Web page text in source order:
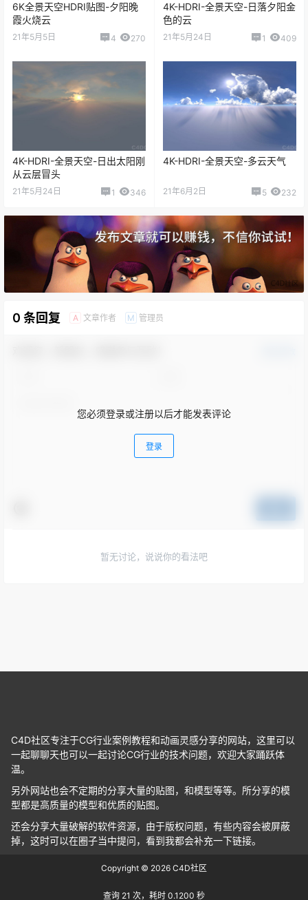
6K全景天空HDRI贴图-夕阳晚
霞火烧云
21年5月5日 4 270
4K-HDRI-全景天空-日落夕阳金
色的云
21年5月24日 1 409
4K-HDRI-全景天空-日出太阳刚
从云层冒头
21年5月24日 1 346
4K-HDRI-全景天空-多云天气
21年6月2日 5 232
0 条回复 A 文章作者 M 管理员
您必须登录或注册以后才能发表评论
登录
暂无讨论，说说你的看法吧
C4D社区专注于CG行业案例教程和动画灵感分享的网站，这里可以
一起聊聊天也可以一起讨论CG行业的技术问题，欢迎大家踊跃体
温。
另外网站也会不定期的分享大量的贴图，和模型等等。所分享的模
型都是高质量的模型和优质的贴图。
还会分享大量破解的软件资源，由于版权问题，有些内容会被屏蔽
掉，这时可以在圈子当中提问，看到我都会补充一下链接。
Copyright © 2026 C4D社区
查询 21 次，耗时 0.1200 秒